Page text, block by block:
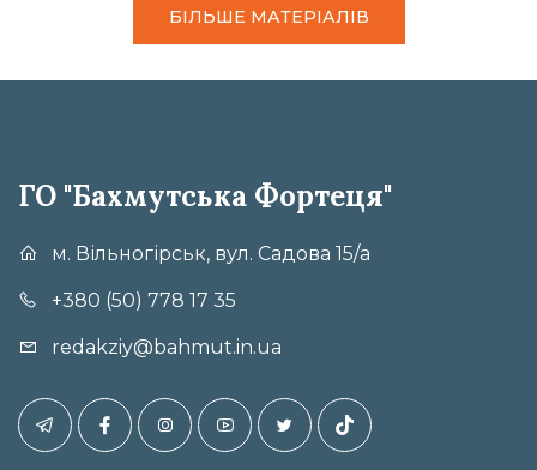
БІЛЬШЕ МАТЕРІАЛІВ
ГО "Бахмутська Фортеця"
м. Вільногірськ, вул. Садова 15/а
+380 (50) 778 17 35
redakziy@bahmut.in.ua